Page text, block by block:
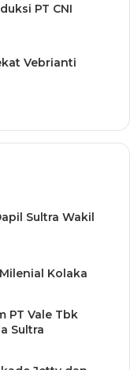
PT CNI
Vebrianti
Sultra Wakil
Kolaka
PT Vale Tbk
Sultra